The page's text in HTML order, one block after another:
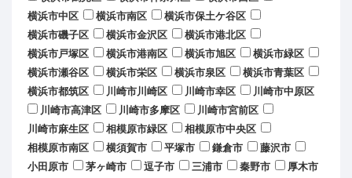
横浜市中区
横浜市南区
横浜市保土ケ谷区
横浜市磯子区
横浜市金沢区
横浜市港北区
横浜市戸塚区
横浜市港南区 横浜市旭区
横浜市緑区
横浜市瀬谷区
横浜市栄区 横浜市泉区
横浜市青葉区
横浜市都筑区
川崎市川崎区 川崎市幸区
川崎市中原区
川崎市高津区
川崎市多摩区
川崎市宮前区
川崎市麻生区
相模原市緑区
相模原市中央区
相模原市南区
横須賀市 平塚市 鎌倉市
藤沢市
小田原市
茅ヶ崎市 逗子市 三浦市 秦野市
厚木市